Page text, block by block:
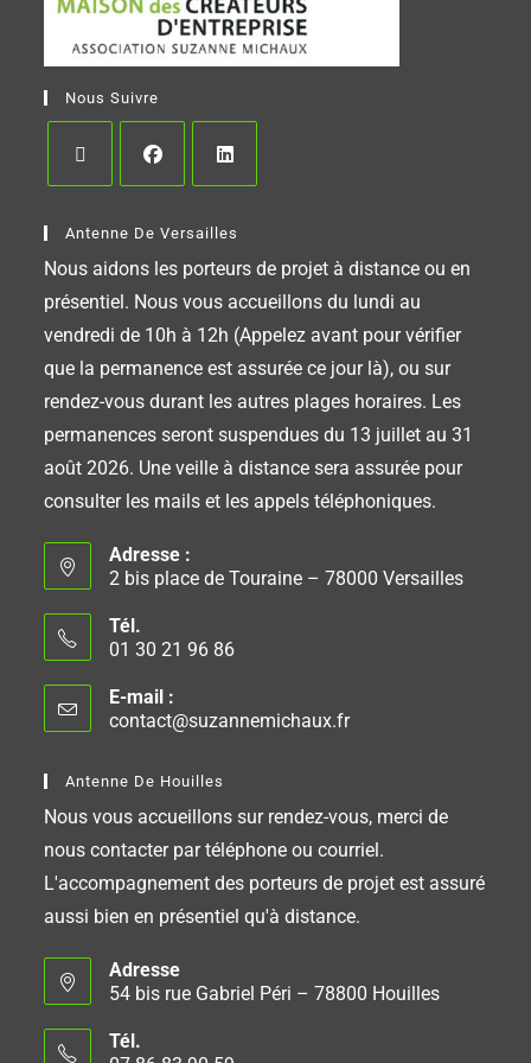
Nous Suivre
Antenne De Versailles
Nous aidons les porteurs de projet à distance ou en
présentiel. Nous vous accueillons du lundi au
vendredi de 10h à 12h (Appelez avant pour vérifier
que la permanence est assurée ce jour là), ou sur
rendez-vous durant les autres plages horaires. Les
permanences seront suspendues du 13 juillet au 31
août 2026. Une veille à distance sera assurée pour
consulter les mails et les appels téléphoniques.
Adresse :
2 bis place de Touraine – 78000 Versailles
Tél.
01 30 21 96 86
E-mail :
contact@suzannemichaux.fr
Antenne De Houilles
Nous vous accueillons sur rendez-vous, merci de
nous contacter par téléphone ou courriel.
L'accompagnement des porteurs de projet est assuré
aussi bien en présentiel qu'à distance.
Adresse
54 bis rue Gabriel Péri – 78800 Houilles
Tél.